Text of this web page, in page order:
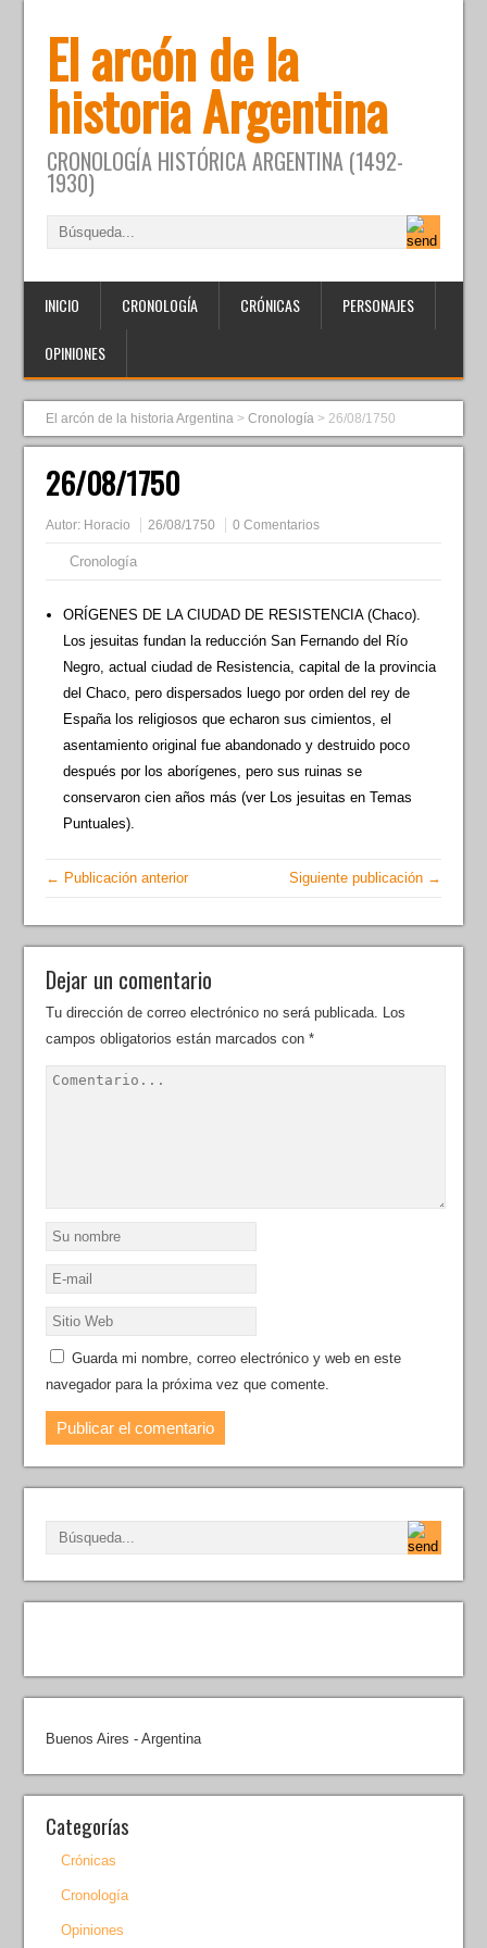
El arcón de la
historia Argentina
CRONOLOGÍA HISTÓRICA ARGENTINA (1492-
1930)
INICIO CRONOLOGÍA CRÓNICAS PERSONAJES
OPINIONES
El arcón de la historia Argentina >Cronología >26/08/1750
26/08/1750
Autor: Horacio 26/08/1750 0 Comentarios
Cronología
ORÍGENES DE LA CIUDAD DE RESISTENCIA (Chaco).
Los jesuitas fundan la reducción San Fernando del Río
Negro, actual ciudad de Resistencia, capital de la provincia
del Chaco, pero dispersados luego por orden del rey de
España los religiosos que echaron sus cimientos, el
asentamiento original fue abandonado y destruido poco
después por los aborígenes, pero sus ruinas se
conservaron cien años más (ver Los jesuitas en Temas
Puntuales).
← Publicación anterior Siguiente publicación →
Dejar un comentario
Tu dirección de correo electrónico no será publicada. Los
campos obligatorios están marcados con*
Guarda mi nombre, correo electrónico y web en este
navegador para la próxima vez que comente.
Buenos Aires - Argentina
Categorías
Crónicas
Cronología
Opiniones